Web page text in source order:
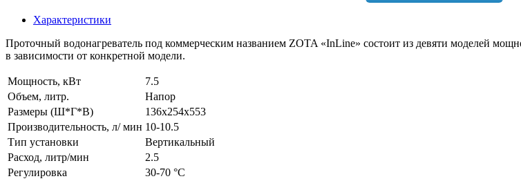
Характеристики
Проточный водонагреватель под коммерческим названием ZOTA «InLine» состоит из девяти моделей
в зависимости от конкретной модели.
Мощность, кВт
7.5
Объем, литр.
Напор
Размеры (Ш*Г*В)
136х254х553
Производительность, л/ мин 10-10.5
Тип установки
Вертикальный
Расход, литр/мин
2.5
Регулировка
30-70 °С